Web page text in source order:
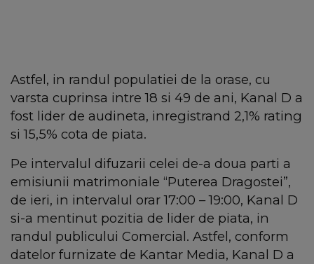
Astfel, in randul populatiei de la orase, cu
varsta cuprinsa intre 18 si 49 de ani, Kanal D a
fost lider de audineta, inregistrand 2,1% rating
si 15,5% cota de piata.
Pe intervalul difuzarii celei de-a doua parti a
emisiunii matrimoniale “Puterea Dragostei”,
de ieri, in intervalul orar 17:00 – 19:00, Kanal D
si-a mentinut pozitia de lider de piata, in
randul publicului Comercial. Astfel, conform
datelor furnizate de Kantar Media, Kanal D a